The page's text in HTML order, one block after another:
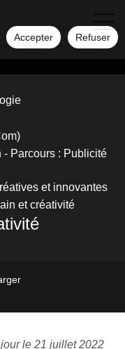
Accepter Refuser
- Parcours : Publicité
et innovantes
et créativité
le 21 juillet 2022